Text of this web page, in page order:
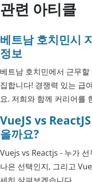
관련 아티클
베트남 호치민시
정보
베트남 호치민에서 근무
집합니다! 경쟁력 있는 급
요. 저희와 함께 커리어를
VueJS vs
을까요?
Vuejs vs Reactjs - 누가
나은 선택인지, 그리고
세히 살펴보겠습니다.